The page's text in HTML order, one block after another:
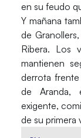
en su feudo
Y mañana
de
Ribera. Los
mantienen
derrota
de Aranda,
exigente,
de su primera